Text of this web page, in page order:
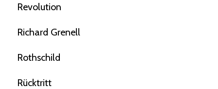
Revolution
Richard Grenell
Rothschild
Rücktritt